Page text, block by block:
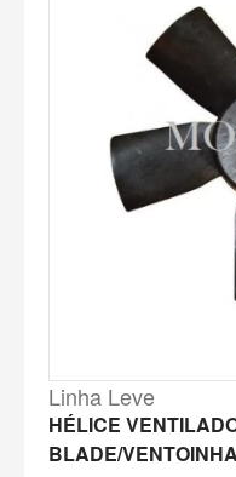
Linha Leve
HÉLICE
BLADE/